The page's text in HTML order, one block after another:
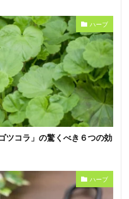
ハーブ
ツコラ」の驚くべき６つの効
ハーブ